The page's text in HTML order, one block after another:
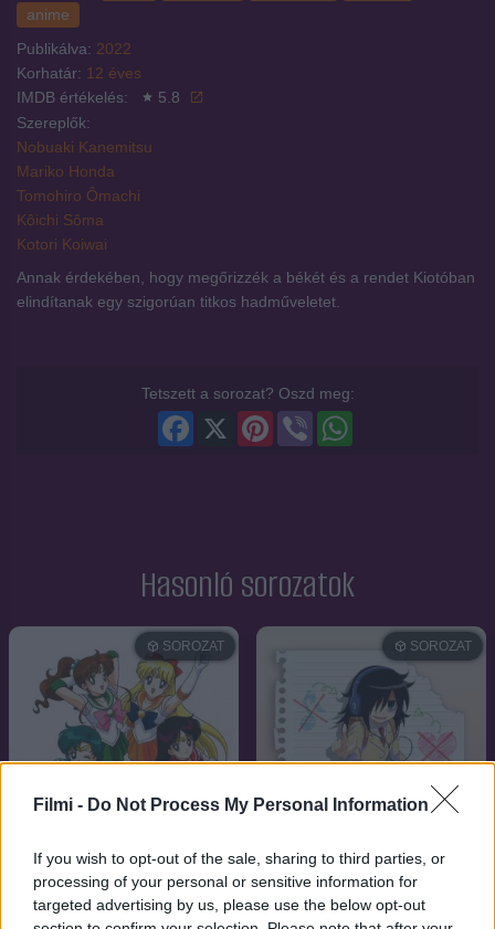
Filmi - Do Not Process My Personal Information
If you wish to opt-out of the sale, sharing to third parties, or
processing of your personal or sensitive information for
targeted advertising by us, please use the below opt-out
anime
Publikálva: 2022
Korhatár: 12 éves
IMDB értékelés:
5.8
Szereplők:
Nobuaki Kanemitsu
Mariko Honda
Tomohiro Ômachi
Kôichi Sôma
Kotori Koiwai
Annak érdekében, hogy megőrizzék a békét és a rendet Kiotóban
elindítanak egy szigorúan titkos hadműveletet.
Tetszett a sorozat? Oszd meg:
Viber
Pinterest
Facebook
Hasonló sorozatok
SOROZAT SOROZAT